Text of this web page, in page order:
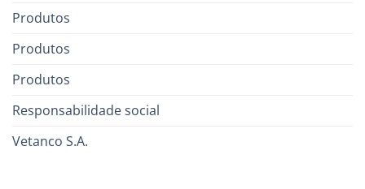
Produtos
Produtos
Produtos
Responsabilidade social
Vetanco S.A.